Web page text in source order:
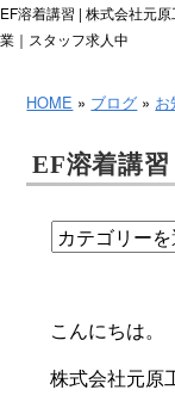
EF溶着講習 | 株式会社元
業｜スタッフ求人中
HOME » ブログ » お
EF溶着講習
こんにちは。
株式会社元原